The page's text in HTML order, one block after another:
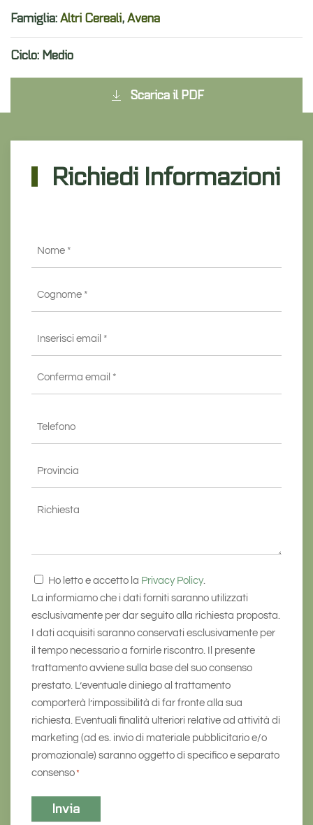
Famiglia: Altri Cereali, Avena
Ciclo: Medio
Scarica il PDF
Richiedi Informazioni
email
*
Richiesta
Consenso
*
Ho letto e accetto la Privacy Policy.
La informiamo che i dati forniti saranno utilizzati
esclusivamente per dar seguito alla richiesta proposta.
I dati acquisiti saranno conservati esclusivamente per
il tempo necessario a fornirle riscontro. Il presente
trattamento avviene sulla base del suo consenso
prestato. L’eventuale diniego al trattamento
comporterà l’impossibilità di far fronte alla sua
richiesta. Eventuali finalità ulteriori relative ad attività di
marketing (ad es. invio di materiale pubblicitario e/o
promozionale) saranno oggetto di specifico e separato
consenso*